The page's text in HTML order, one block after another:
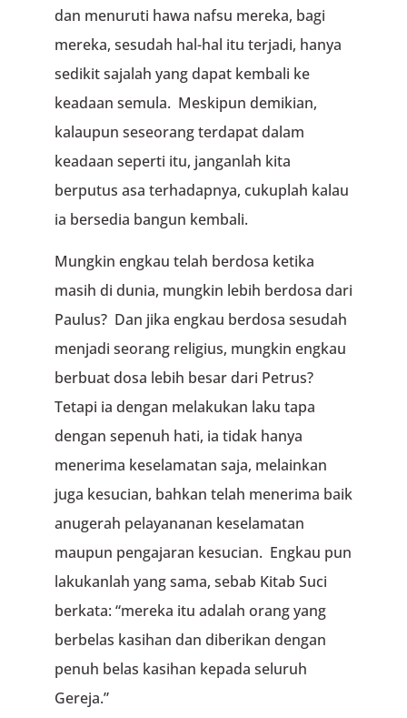
dan menuruti hawa nafsu mereka, bagi
mereka, sesudah hal-hal itu terjadi, hanya
sedikit sajalah yang dapat kembali ke
keadaan semula. Meskipun demikian,
kalaupun seseorang terdapat dalam
keadaan seperti itu, janganlah kita
berputus asa terhadapnya, cukuplah kalau
ia bersedia bangun kembali.
Mungkin engkau telah berdosa ketika
masih di dunia, mungkin lebih berdosa dari
Paulus? Dan jika engkau berdosa sesudah
menjadi seorang religius, mungkin engkau
berbuat dosa lebih besar dari Petrus?
Tetapi ia dengan melakukan laku tapa
dengan sepenuh hati, ia tidak hanya
menerima keselamatan saja, melainkan
juga kesucian, bahkan telah menerima baik
anugerah pelayananan keselamatan
maupun pengajaran kesucian. Engkau pun
lakukanlah yang sama, sebab Kitab Suci
berkata: “mereka itu adalah orang yang
berbelas kasihan dan diberikan dengan
penuh belas kasihan kepada seluruh
Gereja.”